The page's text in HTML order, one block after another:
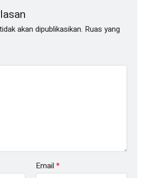
akan dipublikasikan. Ruas yang
Email *